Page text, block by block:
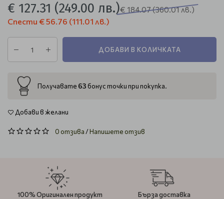
€ 127.31 (249.00 лв.)€ 184.07(360.01 лв.)
Спести € 56.76 (111.01 лв.)
ДОБАВИ В КОЛИЧКАТА
Получавате 63 бонус точки при покупка.
Добави в желани
0 отзива/Напишете отзив
100% Оригинален продукт Бърза доставка